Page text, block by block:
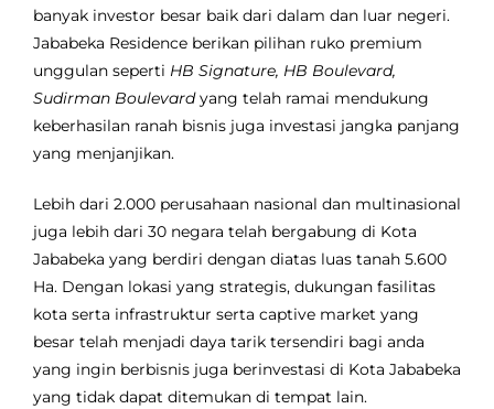
banyak investor besar baik dari dalam dan luar negeri.
Jababeka Residence berikan pilihan ruko premium
unggulan seperti HB Signature, HB Boulevard,
Sudirman Boulevardyang telah ramai mendukung
keberhasilan ranah bisnis juga investasi jangka panjang
yang menjanjikan.
Lebih dari 2.000 perusahaan nasional dan multinasional
juga lebih dari 30 negara telah bergabung di Kota
Jababeka yang berdiri dengan diatas luas tanah 5.600
Ha. Dengan lokasi yang strategis, dukungan fasilitas
kota serta infrastruktur serta captive market yang
besar telah menjadi daya tarik tersendiri bagi anda
yang ingin berbisnis juga berinvestasi di Kota Jababeka
yang tidak dapat ditemukan di tempat lain.